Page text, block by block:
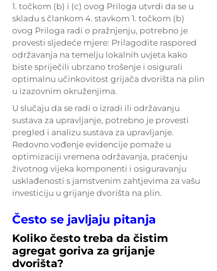
1. točkom (b) i (c) ovog Priloga utvrdi da se u
skladu s člankom 4. stavkom 1. točkom (b)
ovog Priloga radi o pražnjenju, potrebno je
provesti sljedeće mjere: Prilagodite raspored
održavanja na temelju lokalnih uvjeta kako
biste spriječili ubrzano trošenje i osigurali
optimalnu učinkovitost grijača dvorišta na plin
u izazovnim okruženjima.
U slučaju da se radi o izradi ili održavanju
sustava za upravljanje, potrebno je provesti
pregled i analizu sustava za upravljanje.
Redovno vođenje evidencije pomaže u
optimizaciji vremena održavanja, praćenju
životnog vijeka komponenti i osiguravanju
usklađenosti s jamstvenim zahtjevima za vašu
investiciju u grijanje dvorišta na plin.
Često se javljaju pitanja
Koliko često treba da čistim
agregat goriva za grijanje
dvorišta?